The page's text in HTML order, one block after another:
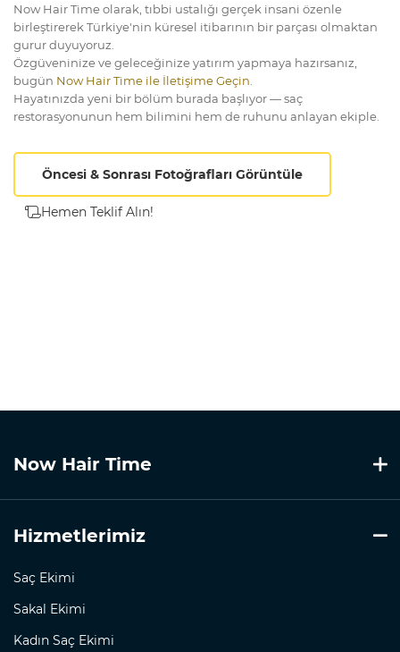
Now Hair Time olarak, tıbbi ustalığı gerçek insani özenle
birleştirerek Türkiye'nin küresel itibarının bir parçası olmaktan
gurur duyuyoruz.
Özgüveninize ve geleceğinize yatırım yapmaya hazırsanız,
bugün Now Hair Time ile İletişime Geçin
Hayatınızda yeni bir bölüm burada başlıyor — saç
restorasyonunun hem bilimini hem de ruhunu anlayan ekiple.
Öncesi & Sonrası Fotoğrafları Görüntüle
Hemen Teklif Alın!
Now Hair Time
Hizmetlerimiz
Saç Ekimi
Sakal Ekimi
Kadın Saç Ekimi